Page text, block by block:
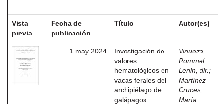
Vista
previa
Fecha de
publicación
Título Autor(es)
1-may-2024
Investigación de
valores
hematológicos en
vacas ferales del
archipiélago de
galápagos
Vinueza,
Rommel
Lenin, dir. ;
Martínez
Cruces,
María